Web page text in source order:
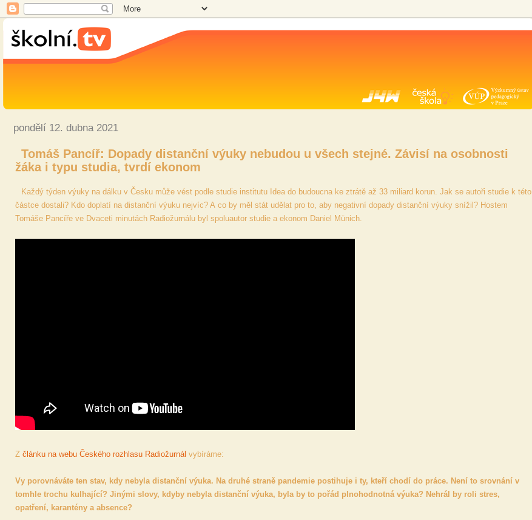
pondělí 12. dubna 2021
Tomáš Pancíř: Dopady distanční výuky nebudou u všech stejné. Závisí na osobnosti
žáka i typu studia, tvrdí ekonom
Každý týden výuky na dálku v Česku může vést podle studie institutu Idea do budoucna ke ztrátě až 33 miliard korun. Jak se autoři studie k této
částce dostali? Kdo doplatí na distanční výuku nejvíc? A co by měl stát udělat pro to, aby negativní dopady distanční výuky snížil? Hostem
Tomáše Pancíře ve Dvaceti minutách Radiožurnálu byl spoluautor studie a ekonom Daniel Münich.
Z článku na webu Českého rozhlasu Radiožurnál vybíráme:
Vy porovnáváte ten stav, kdy nebyla distanční výuka. Na druhé straně pandemie postihuje i ty, kteří chodí do práce. Není to srovnání v
tomhle trochu kulhající? Jinými slovy, kdyby nebyla distanční výuka, byla by to pořád plnohodnotná výuka? Nehrál by roli stres,
opatření, karantény a absence?